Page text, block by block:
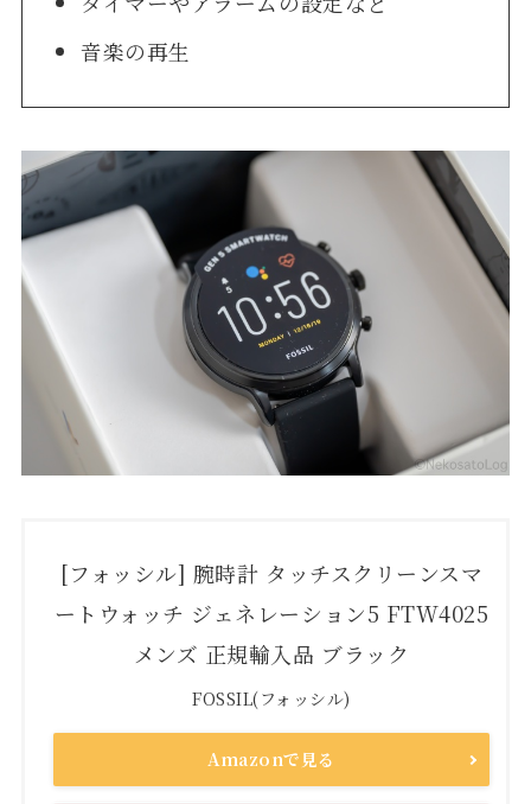
音楽の再生
[フォッシル] 腕時計 タッチスクリーンスマ
ートウォッチ ジェネレーション5 FTW4025
メンズ 正規輸入品 ブラック
FOSSIL(フォッシル)
Amazonで見る